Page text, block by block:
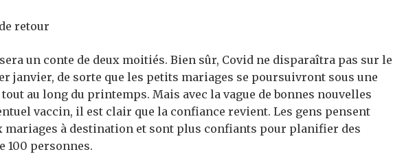
retour
un conte de deux moitiés. Bien sûr, Covid ne disparaîtra pas sur le
janvier, de sorte que les petits mariages se poursuivront sous une
au long du printemps. Mais avec la vague de bonnes nouvelles
vaccin, il est clair que la confiance revient. Les gens pensent
mariages à destination et sont plus confiants pour planifier des
100 personnes.